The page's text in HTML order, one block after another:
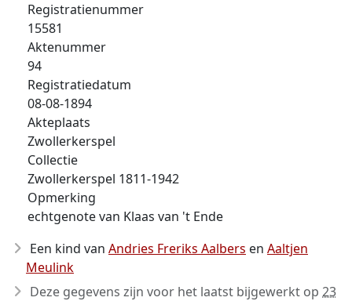
Registratienummer
15581
Aktenummer
94
Registratiedatum
08-08-1894
Akteplaats
Zwollerkerspel
Collectie
Zwollerkerspel 1811-1942
Opmerking
echtgenote van Klaas van 't Ende
Een kind van Andries Freriks Aalbers en Aaltjen
Meulink
Deze gegevens zijn voor het laatst bijgewerkt op 23